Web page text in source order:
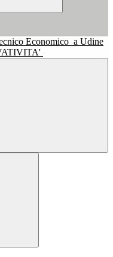
Economico a Udine